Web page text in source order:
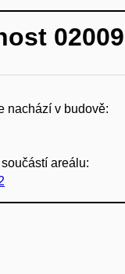
02009
nachází v budově:
areálu: